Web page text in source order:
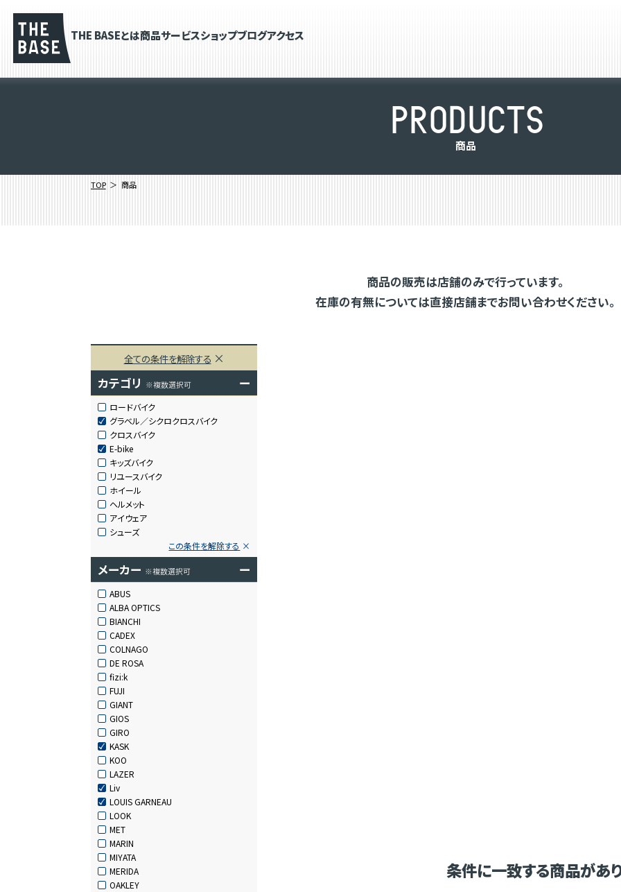
THE BASEとは商品サービスショップブログアクセス
PRODUCTS
商品
TOP 商品
商品の販売は店舗のみで行っています。
在庫の有無については直接店舗までお問い合わせください。
全ての条件を解除する
カテゴリ ※複数選択可 ー
ロードバイク
グラベル／シクロクロスバイク
クロスバイク
E-bike
キッズバイク
リユースバイク
ホイール
ヘルメット
アイウェア
シューズ
この条件を解除する
メーカー ※複数選択可 ー
ABUS
ALBA OPTICS
BIANCHI
CADEX
COLNAGO
DE ROSA
fizi:k
FUJI
GIANT
GIOS
GIRO
KASK
KOO
LAZER
Liv
LOUIS GARNEAU
LOOK
MET
MARIN
MIYATA
MERIDA
OAKLEY
条件に一致する商品があ